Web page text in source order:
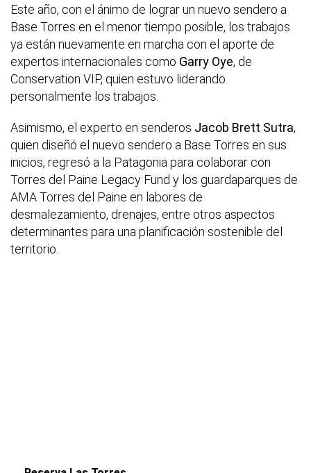
Este año, con el ánimo de lograr un nuevo sendero a
Base Torres en el menor tiempo posible, los trabajos
ya están nuevamente en marcha con el aporte de
expertos internacionales como Garry Oye, de
Conservation VIP, quien estuvo liderando
personalmente los trabajos.
Asimismo, el experto en senderos Jacob Brett Sutra,
quien diseñó el nuevo sendero a Base Torres en sus
inicios, regresó a la Patagonia para colaborar con
Torres del Paine Legacy Fund y los guardaparques de
AMA Torres del Paine en labores de
desmalezamiento, drenajes, entre otros aspectos
determinantes para una planificación sostenible del
territorio.